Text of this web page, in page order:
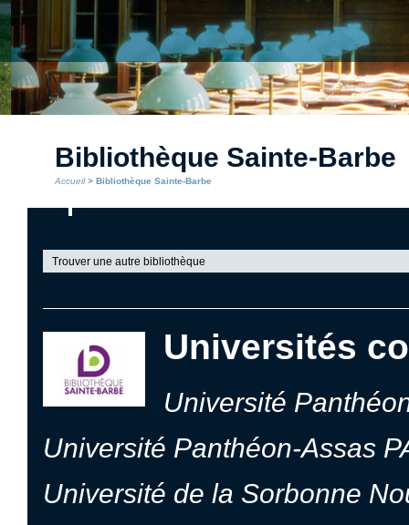
Bibliothèque Sainte-Barbe
Accueil> Bibliothèque Sainte-Barbe
Trouver une autre bibliothèque
Universités
Université
Université Panthéon-Assas
Université de la Sorbonne